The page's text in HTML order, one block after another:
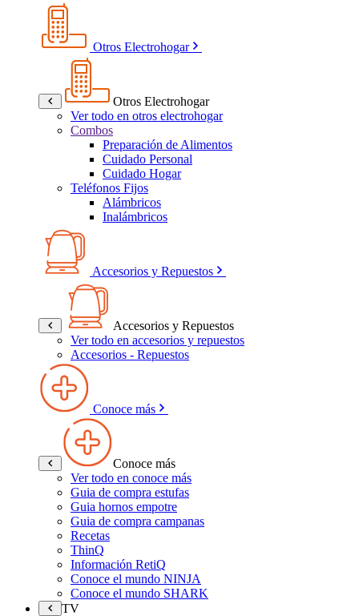
Otros Electrohogar
Otros Electrohogar
Ver todo en otros electrohogar
Combos
Preparación de Alimentos
Cuidado Personal
Cuidado Hogar
Teléfonos Fijos
Alámbricos
Inalámbricos
Accesorios y Repuestos
Accesorios y Repuestos
Ver todo en accesorios y repuestos
Accesorios - Repuestos
Conoce más
Conoce más
Ver todo en conoce más
Guia de compra estufas
Guia hornos empotre
Guia de compra campanas
Recetas
ThinQ
Información RetiQ
Conoce el mundo NINJA
Conoce el mundo SHARK
TV